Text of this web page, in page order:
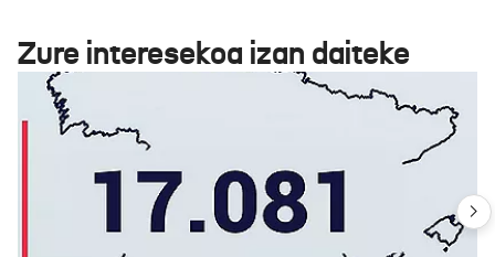
Zure interesekoa izan daiteke